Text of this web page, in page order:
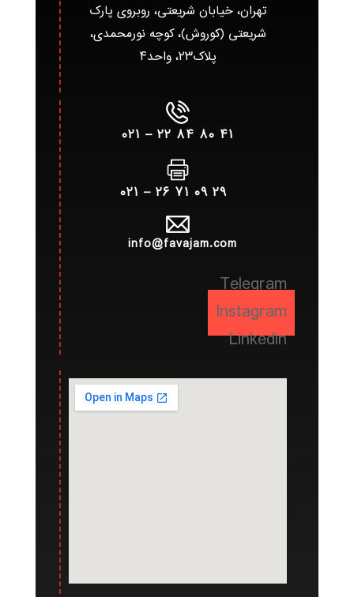
تهران، خیابان شریعتی، روبروی پارک
شریعتی (کوروش)، کوچه نورمحمدی،
پلاک۲۳، واحد۴
۴۱ ۸۰ ۸۴ ۲۲ – ۰۲۱
۲۹ ۰۹ ۷۱ ۲۶ – ۰۲۱
info@favajam.com
Telegram
Instagram
Linkedin